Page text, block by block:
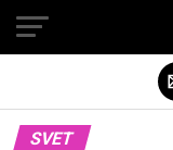
SVET